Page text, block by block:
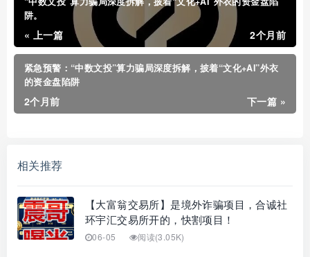
阱。
« 上一篇 2个月前
紧急预警：“中数文投”算力骗局深度拆解，披着“文化+AI”外衣
的资金盘陷阱
下一篇 »
2个月前
相关推荐
【大富翁交易所】是境外诈骗项目，合诚社
环宇汇交易所开的，快割项目！
06-05 阅读(3.05K)